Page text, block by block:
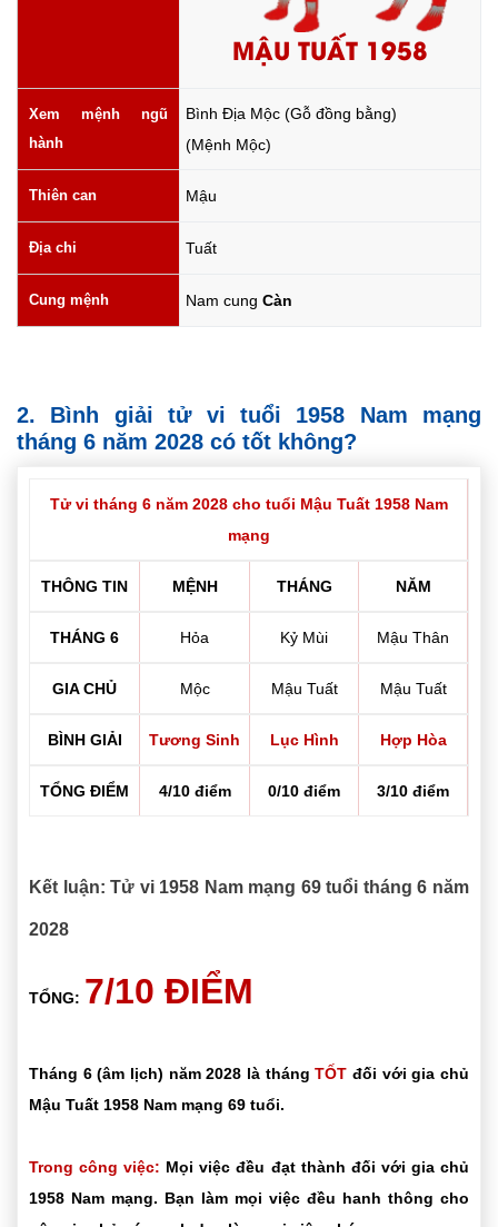
MẬU TUẤT 1958
Xem mệnh ngũ
hành
Bình Địa Mộc (Gỗ đồng bằng)
(Mệnh Mộc)
Thiên can Mậu
Địa chi Tuất
Cung mệnh Nam cung Càn
2. Bình giải tử vi tuổi 1958 Nam mạng
tháng 6 năm 2028 có tốt không?
Tử vi tháng 6 năm 2028 cho tuổi Mậu Tuất 1958 Nam
mạng
THÔNG TIN MỆNH THÁNG NĂM
THÁNG 6 Hỏa Kỷ Mùi Mậu Thân
GIA CHỦ Mộc Mậu Tuất Mậu Tuất
BÌNH GIẢI Tương Sinh Lục Hình Hợp Hòa
TỔNG ĐIỂM 4/10 điểm 0/10 điểm 3/10 điểm
Kết luận: Tử vi 1958 Nam mạng 69 tuổi tháng 6 năm
2028
TỔNG: 7/10 ĐIỂM
Tháng 6 (âm lịch) năm 2028 là thángTỐT đối với gia chủ
Mậu Tuất 1958 Nam mạng 69 tuổi.
Trong công việc: Mọi việc đều đạt thành đối với gia chủ
1958 Nam mạng. Bạn làm mọi việc đều hanh thông cho